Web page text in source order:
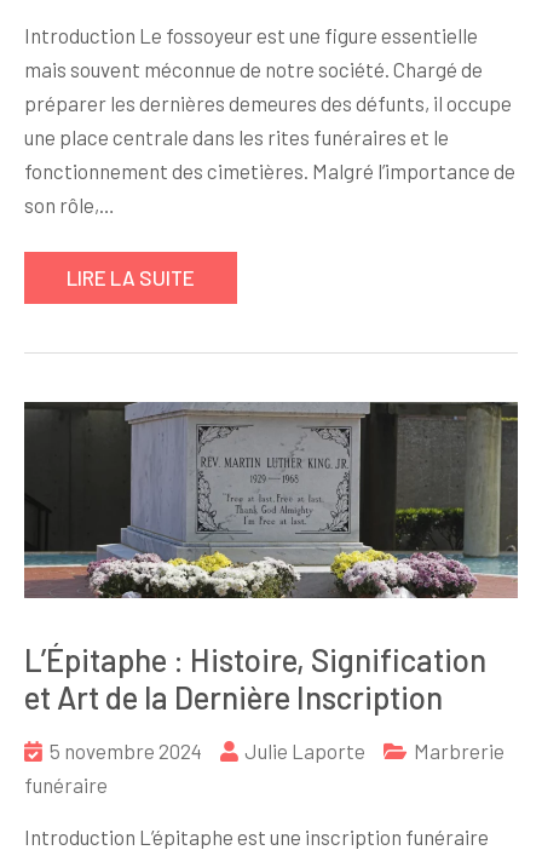
Introduction Le fossoyeur est une figure essentielle
mais souvent méconnue de notre société. Chargé de
préparer les dernières demeures des défunts, il occupe
une place centrale dans les rites funéraires et le
fonctionnement des cimetières. Malgré l’importance de
son rôle,…
LIRE LA SUITE
L’Épitaphe : Histoire, Signification
et Art de la Dernière Inscription
5 novembre 2024 Julie Laporte
Marbrerie
funéraire
Introduction L’épitaphe est une inscription funéraire